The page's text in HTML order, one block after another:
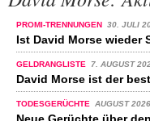
PROMI-TRENNUNGEN 30. JULI
Ist David Morse wieder
GELDRANGLISTE 7. AUGUST
David Morse ist der
TODESGERÜCHTE AUGUST 2026